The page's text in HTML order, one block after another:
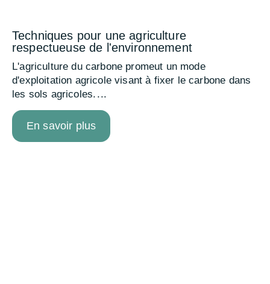
Techniques pour une agriculture
respectueuse de l'environnement
L'agriculture du carbone promeut un mode
d'exploitation agricole visant à fixer le carbone dans
les sols agricoles.
En savoir plus